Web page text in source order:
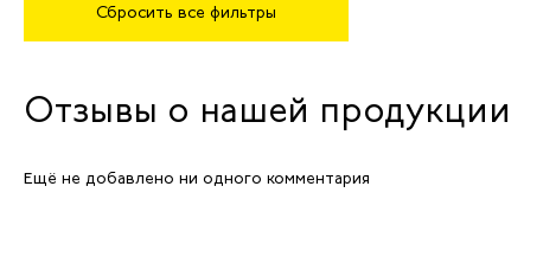
Сбросить все фильтры
Отзывы о нашей продукции
Ещё не добавлено ни одного комментария